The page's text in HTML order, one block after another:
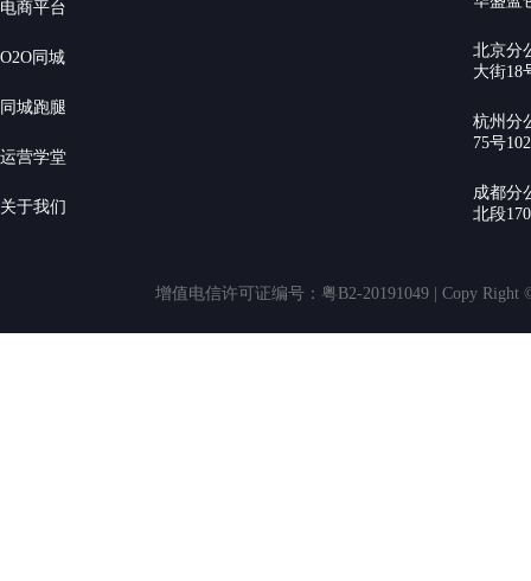
电商平台
O2O同城
同城跑腿
运营学堂
关于我们
北京分
大街18
杭州分
75号
成都分
北段
增值电信许可证编号：粤B2-20191049 | Copy